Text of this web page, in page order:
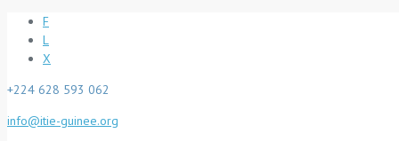
F
L
X
+224 628 593 062
info@itie-guinee.org